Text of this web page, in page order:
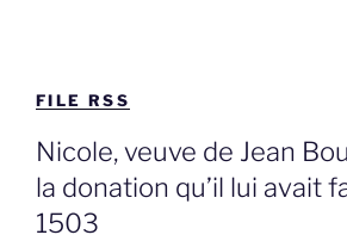
FILE RSS
Nicole, veuve de Jean
la donation qu’il lui avait
1503